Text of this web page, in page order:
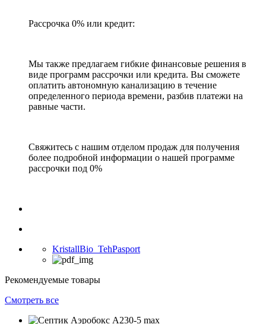
Рассрочка 0% или кредит:
Мы также предлагаем гибкие финансовые решения в
виде программ рассрочки или кредита. Вы сможете
оплатить автономную канализацию в течение
определенного периода времени, разбив платежи на
равные части.
Свяжитесь с нашим отделом продаж для получения
более подробной информации о нашей программе
рассрочки под 0%
KristallBio_TehPasport
Рекомендуемые товары
Смотреть все